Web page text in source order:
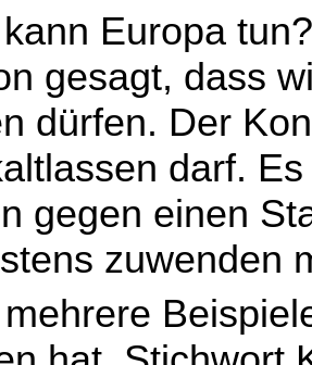
Europa
gesagt, dass
dürfen. Der
darf.
gegen einen
zuwenden